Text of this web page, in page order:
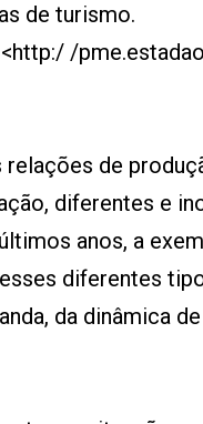
de turismo.
/
de
diferentes e
anos, a
diferentes
da dinâmica